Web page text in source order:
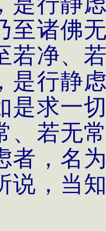
至诸佛
若净、
是行静
是求一
、若无
者，名
说，当